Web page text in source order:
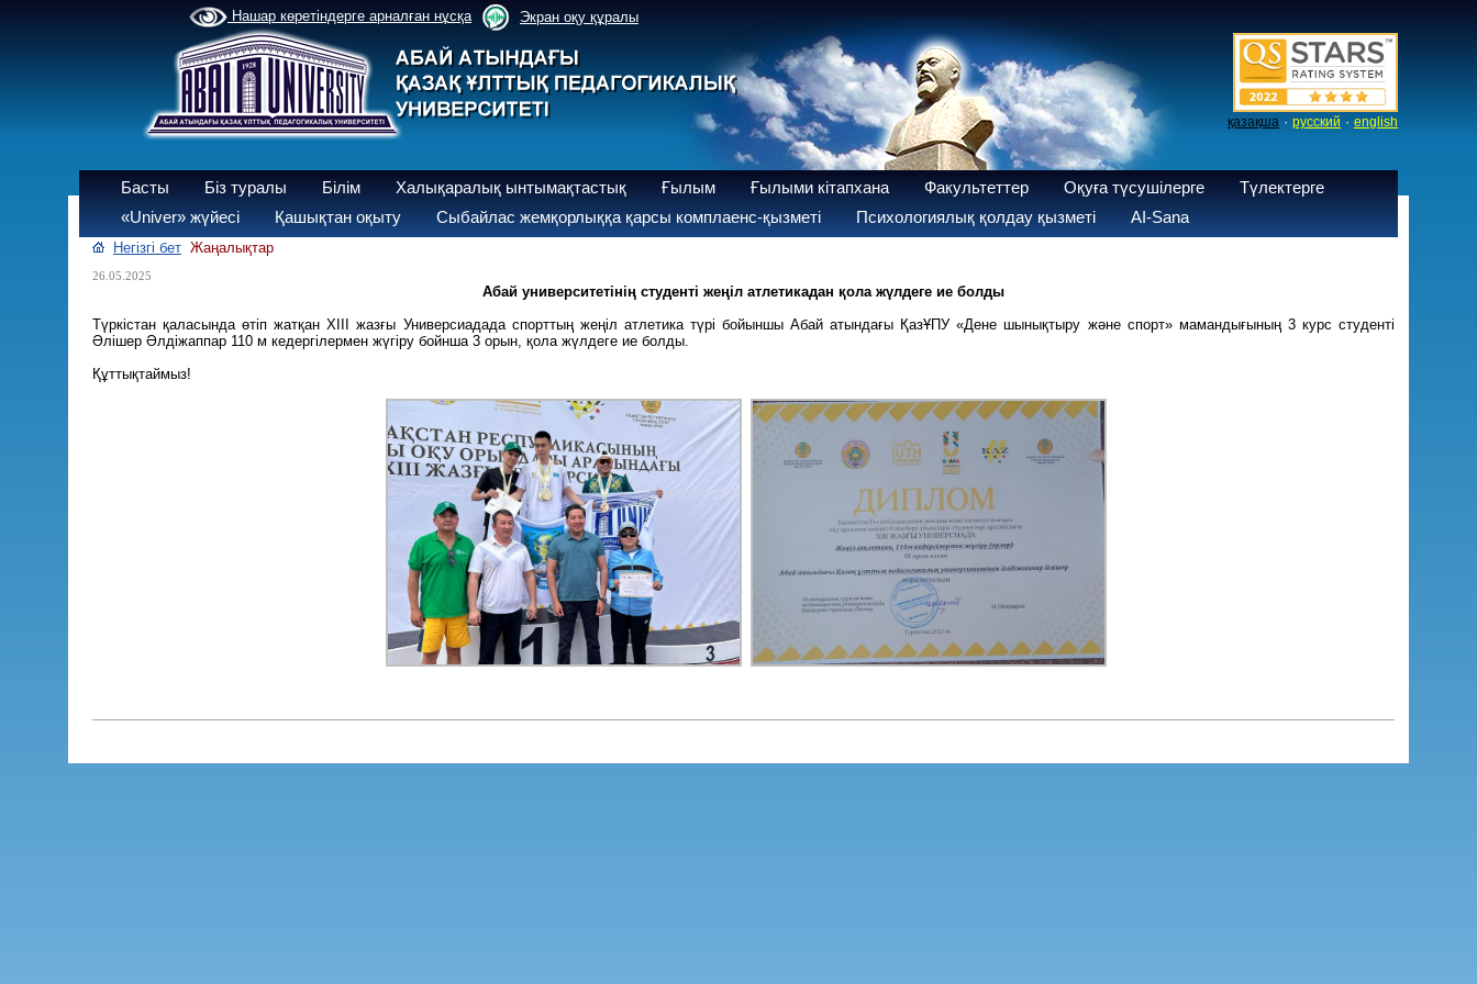
Нашар көретіндерге арналған нұсқа Экран оқу құралы
қазақша · русский · english
Басты Біз туралы Білім Халықаралық ынтымақтастық Ғылым Ғылыми кітапхана Факультеттер Оқуға түсушілерге
Түлектерге
«Univer» жүйесі
Қашықтан оқыту Сыбайлас жемқорлыққа қарсы комплаенс-қызметі Психологиялық қолдау қызметі AI-Sana
Негізгі бет Жаңалықтар
26.05.2025
Абай университетінің студенті жеңіл атлетикадан қола жүлдеге ие болды
Түркістан қаласында өтіп жатқан ХІІІ жазғы Универсиадада спорттың жеңіл атлетика түрі бойыншы Абай атындағы ҚазҰПУ «Дене шынықтыру және спорт» мамандығының 3 курс студенті
Әлішер Әлдіжаппар 110 м кедергілермен жүгіру бойнша 3 орын, қола жүлдеге ие болды.
Құттықтаймыз!